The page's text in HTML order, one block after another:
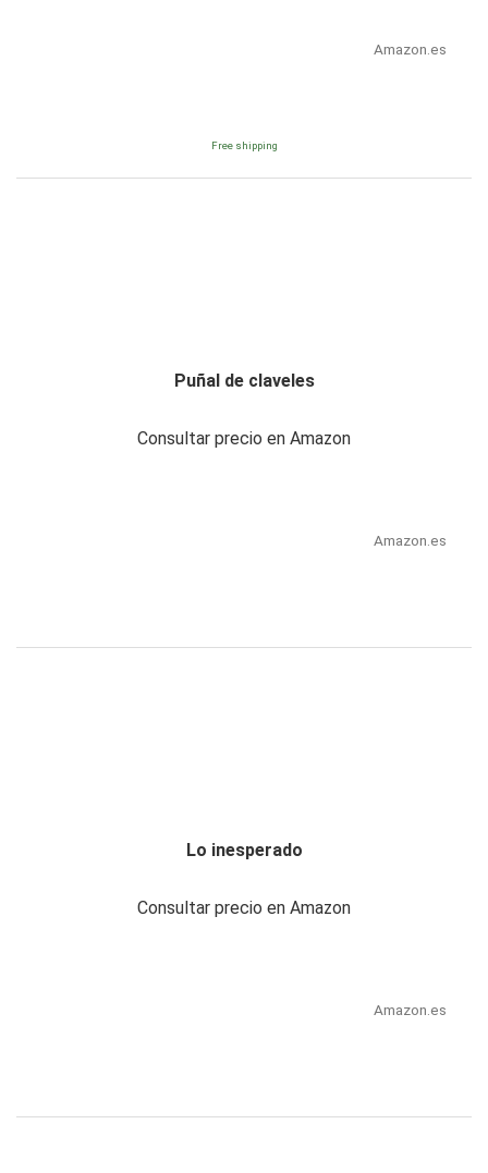
Amazon.es
Free shipping
Puñal de claveles
Consultar precio en Amazon
Amazon.es
Lo inesperado
Consultar precio en Amazon
Amazon.es